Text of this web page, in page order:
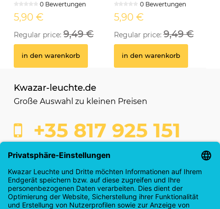
0 Bewertungen
5,90 €
Regular price: 9,49 €
in den warenkorb
0 Bewertungen
5,90 €
Regular price:9,49 €
in den warenkorb
Kwazar-leuchte.de
Große Auswahl zu kleinen Preisen
+35 817 925 151
Kaufabwicklung